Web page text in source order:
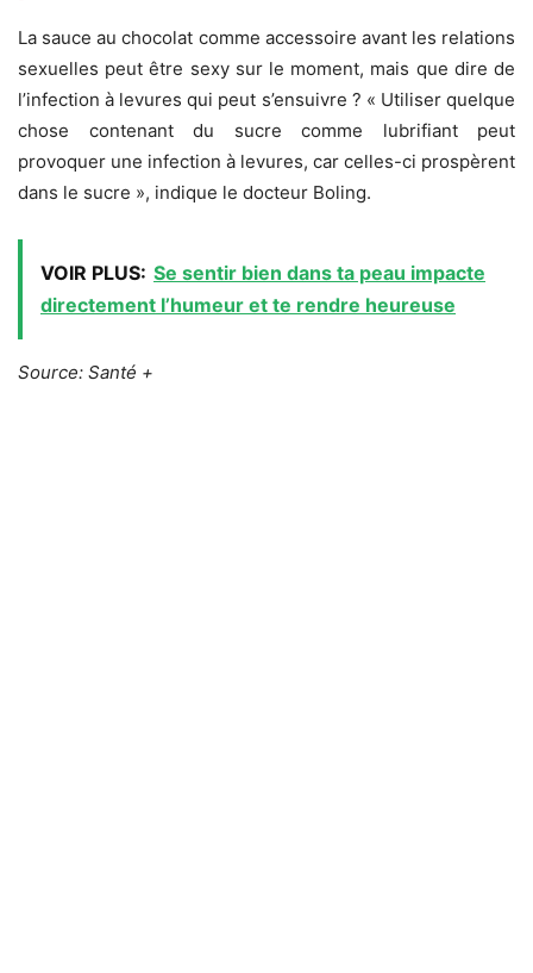
La sauce au chocolat comme accessoire avant les relations
sexuelles peut être sexy sur le moment, mais que dire de
l’infection à levures qui peut s’ensuivre ? « Utiliser quelque
chose contenant du sucre comme lubrifiant peut
provoquer une infection à levures, car celles-ci prospèrent
dans le sucre », indique le docteur Boling.
VOIR PLUS: Se sentir bien dans ta peau impacte
directement l’humeur et te rendre heureuse
Source: Santé +